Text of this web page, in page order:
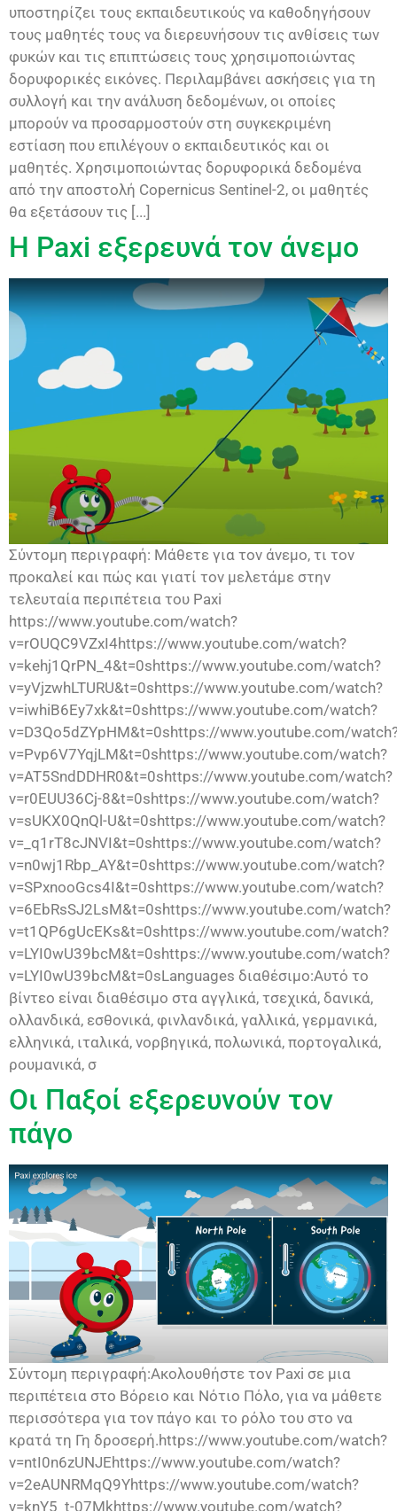
υποστηρίζει τους εκπαιδευτικούς να καθοδηγήσουν
τους μαθητές τους να διερευνήσουν τις ανθίσεις των
φυκών και τις επιπτώσεις τους χρησιμοποιώντας
δορυφορικές εικόνες. Περιλαμβάνει ασκήσεις για τη
συλλογή και την ανάλυση δεδομένων, οι οποίες
μπορούν να προσαρμοστούν στη συγκεκριμένη
εστίαση που επιλέγουν ο εκπαιδευτικός και οι
μαθητές. Χρησιμοποιώντας δορυφορικά δεδομένα
από την αποστολή Copernicus Sentinel-2, οι μαθητές
θα εξετάσουν τις [...]
Η Paxi εξερευνά τον άνεμο
Σύντομη περιγραφή: Μάθετε για τον άνεμο, τι τον
προκαλεί και πώς και γιατί τον μελετάμε στην
τελευταία περιπέτεια του Paxi
https://www.youtube.com/watch?
v=rOUQC9VZxI4https://www.youtube.com/watch?
v=kehj1QrPN_4&t=0shttps://www.youtube.com/watch?
v=yVjzwhLTURU&t=0shttps://www.youtube.com/watch?
v=iwhiB6Ey7xk&t=0shttps://www.youtube.com/watch?
v=D3Qo5dZYpHM&t=0shttps://www.youtube.com/
v=Pvp6V7YqjLM&t=0shttps://www.youtube.com/watch?
v=AT5SndDDHR0&t=0shttps://www.youtube.com/watch?
v=r0EUU36Cj-8&t=0shttps://www.youtube.com/watch?
v=sUKX0QnQl-U&t=0shttps://www.youtube.com/watch?
v=_q1rT8cJNVI&t=0shttps://www.youtube.com/watch?
v=n0wj1Rbp_AY&t=0shttps://www.youtube.com/watch?
v=SPxnooGcs4I&t=0shttps://www.youtube.com/watch?
v=6EbRsSJ2LsM&t=0shttps://www.youtube.com/watch?
v=t1QP6gUcEKs&t=0shttps://www.youtube.com/watch?
v=LYI0wU39bcM&t=0shttps://www.youtube.com/watch?
v=LYI0wU39bcM&t=0sLanguages διαθέσιμο:Αυτό το
βίντεο είναι διαθέσιμο στα αγγλικά, τσεχικά, δανικά,
ολλανδικά, εσθονικά, φινλανδικά, γαλλικά, γερμανικά,
ελληνικά, ιταλικά, νορβηγικά, πολωνικά, πορτογαλικά,
ρουμανικά, σ
Οι Παξοί εξερευνούν τον
πάγο
Σύντομη περιγραφή:Ακολουθήστε τον Paxi σε μια
περιπέτεια στο Βόρειο και Νότιο Πόλο, για να μάθετε
περισσότερα για τον πάγο και το ρόλο του στο να
κρατά τη Γη δροσερή.https://www.youtube.com/watch?
v=ntI0n6zUNJEhttps://www.youtube.com/watch?
v=2eAUNRMqQ9Yhttps://www.youtube.com/watch?
v=knY5_t-07Mkhttps://www.youtube.com/watch?